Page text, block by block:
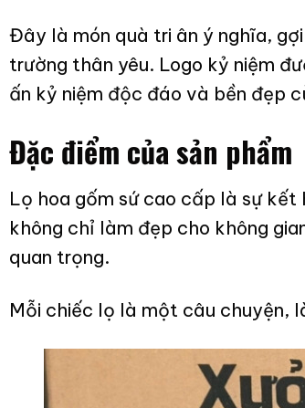
Đây là món quà tri ân ý nghĩa,
trường thân yêu. Logo kỷ niệm
ấn kỷ niệm độc đáo và bền đẹp
Đặc điểm của sản phẩm
Lọ hoa gốm sứ cao cấp là sự
không chỉ làm đẹp cho không
quan trọng.
Mỗi chiếc lọ là một câu chuyện,